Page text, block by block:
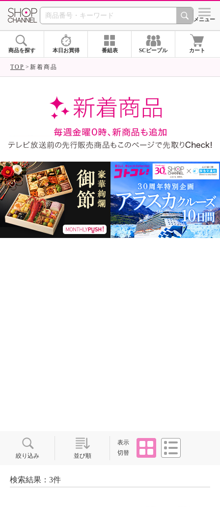
SHOP CHANNEL ショッ
メニュー
商品を探す 本日お買得 番組表 SCピープル カート
TOP 新着商品
絞り込み 並び順
表示
切替
タイル
検索結果：3件